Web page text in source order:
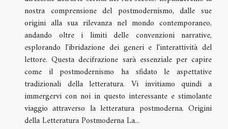
nostra comprensione del postmodernismo, dalle sue
origini alla sua rilevanza nel mondo contemporaneo,
andando oltre i limiti delle convenzioni narrative,
esplorando l'ibridazione dei generi e l'interattività del
lettore. Questa decifrazione sarà essenziale per capire
come il postmodernismo ha sfidato le aspettative
tradizionali della letteratura. Vi invitiamo quindi a
immergervi con noi in questo interessante e stimolante
viaggio attraverso la letteratura postmoderna. Origini
della Letteratura Postmoderna La...